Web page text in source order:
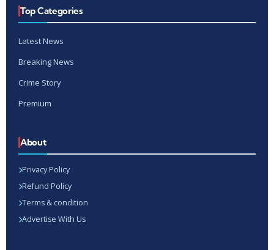
Top Categories
Latest News
Breaking News
Crime Story
Premium
About
Privacy Policy
Refund Policy
Terms & condition
Advertise With Us